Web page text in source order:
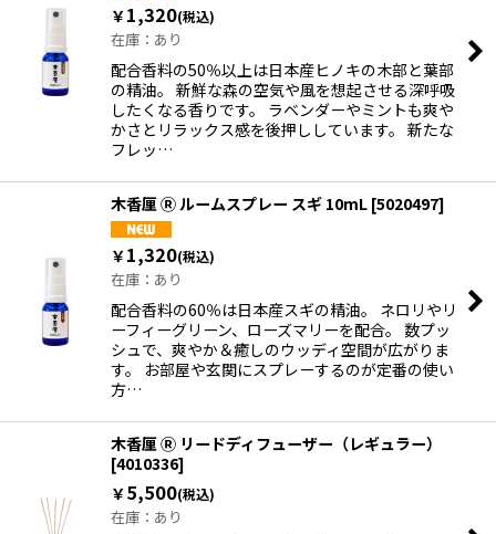
￥ 1,320(税込)
在庫：あり
配合香料の50％以上は日本産ヒノキの木部と葉部
の精油。 新鮮な森の空気や風を想起させる深呼吸
したくなる香りです。 ラベンダーやミントも爽や
かさとリラックス感を後押ししています。 新たな
フレッ…
木香厘 Ⓡ ルームスプレー スギ 10mL [5020497]
￥ 1,320(税込)
在庫：あり
配合香料の60％は日本産スギの精油。 ネロリやリ
ーフィーグリーン、ローズマリーを配合。 数プッ
シュで、爽やか＆癒しのウッディ空間が広がりま
す。 お部屋や玄関にスプレーするのが定番の使い
方…
木香厘 Ⓡ リードディフューザー（レギュラー）
[4010336]
￥ 5,500(税込)
在庫：あり